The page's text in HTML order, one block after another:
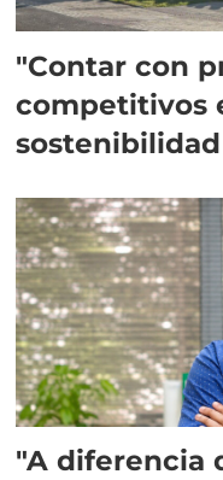
"Contar con
competitivos
"A diferencia